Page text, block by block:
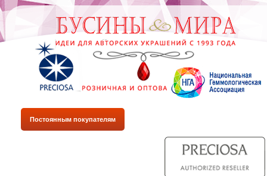
Постоянным покупателям